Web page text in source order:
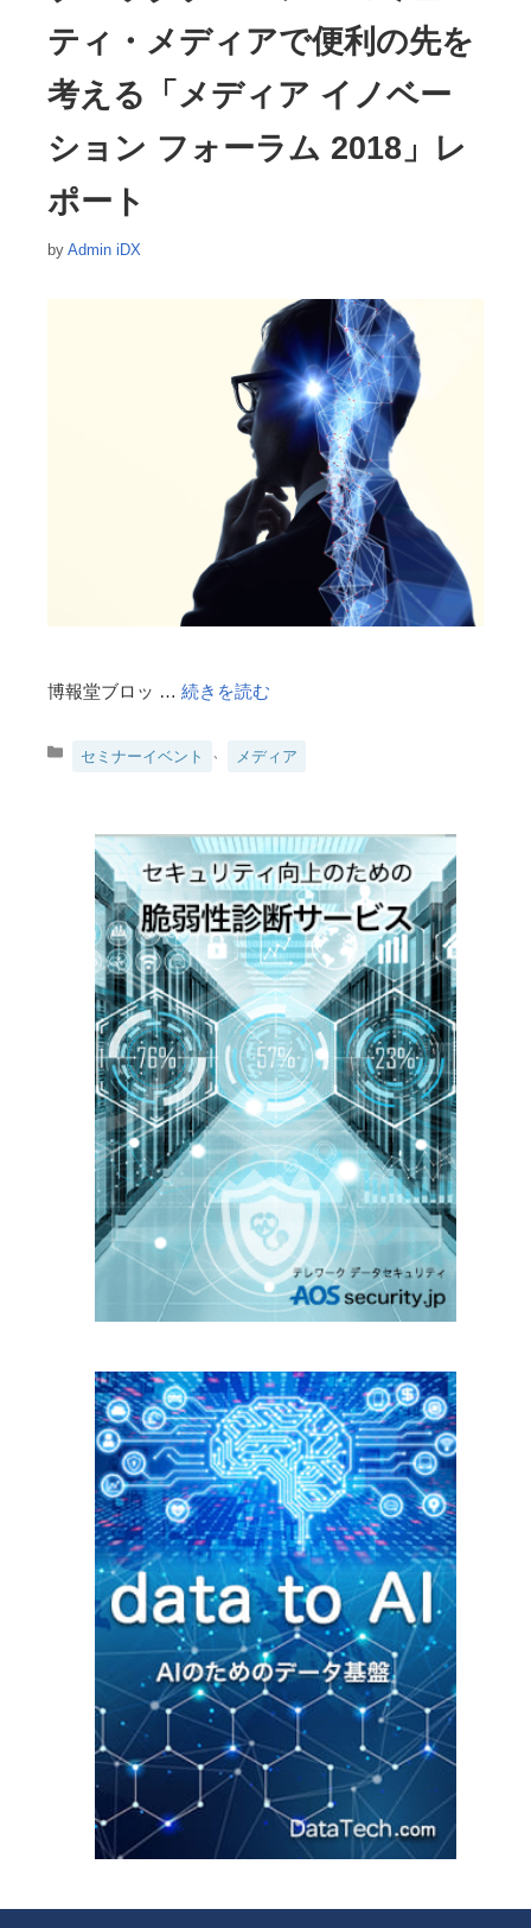
ティ・メディアで便利の先を
考える「メディア イノベー
ション フォーラム 2018」レ
ポート
by Admin iDX
博報堂ブロッ … 続きを読む
カセミナーイベント 、 メディア